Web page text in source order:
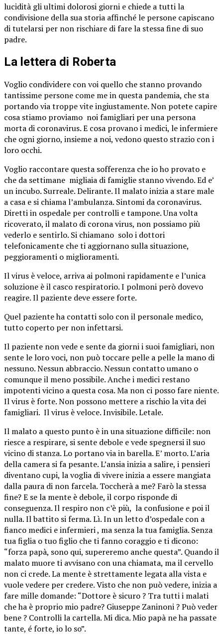
lucidità gli ultimi dolorosi giorni e chiede a tutti la
condivisione della sua storia affinché le persone capiscano
di tutelarsi per non rischiare di fare la stessa fine di suo
padre.
La lettera di Roberta
Voglio condividere con voi quello che stanno provando
tantissime persone come me in questa pandemia, che sta
portando via troppe vite ingiustamente. Non potete capire
cosa stiamo proviamo noi famigliari per una persona
morta di coronavirus. E cosa provano i medici, le infermiere
che ogni giorno, insieme a noi, vedono questo strazio con i
loro occhi.
Voglio raccontare questa sofferenza che io ho provato e
che da settimane migliaia di famiglie stanno vivendo. Ed e’
un incubo. Surreale. Delirante. Il malato inizia a stare male
a casa e si chiama l’ambulanza. Sintomi da coronavirus.
Diretti in ospedale per controlli e tampone. Una volta
ricoverato, il malato di corona virus, non possiamo più
vederlo e sentirlo. Si chiamano solo i dottori
telefonicamente che ti aggiornano sulla situazione,
peggioramenti o miglioramenti.
Il virus è veloce, arriva ai polmoni rapidamente e l’unica
soluzione è il casco respiratorio. I polmoni però dovevo
reagire. Il paziente deve essere forte.
Quel paziente ha contatti solo con il personale medico,
tutto coperto per non infettarsi.
Il paziente non vede e sente da giorni i suoi famigliari, non
sente le loro voci, non può toccare pelle a pelle la mano di
nessuno. Nessun abbraccio. Nessun contatto umano o
comunque il meno possibile. Anche i medici restano
impotenti vicino a questa cosa. Ma non ci posso fare niente.
Il virus è forte. Non possono mettere a rischio la vita dei
famigliari. Il virus è veloce. Invisibile. Letale.
Il malato a questo punto è in una situazione difficile: non
riesce a respirare, si sente debole e vede spegnersi il suo
vicino di stanza. Lo portano via in barella. E’ morto. L’aria
della camera si fa pesante. L’ansia inizia a salire, i pensieri
diventano cupi, la voglia di vivere inizia a essere mangiata
dalla paura di non farcela. Toccherà a me? Farò la stessa
fine? E se la mente è debole, il corpo risponde di
conseguenza. Il respiro non c’è più, la confusione e poi il
nulla. Il battito si ferma. Lì. In un letto d’ospedale con a
fianco medici e infermieri , ma senza la tua famiglia. Senza
tua figlia o tuo figlio che ti fanno coraggio e ti dicono:
“forza papà, sono qui, supereremo anche questa”. Quando il
malato muore ti avvisano con una chiamata, ma il cervello
non ci crede. La mente è strettamente legata alla vista e
vuole vedere per credere. Visto che non può vedere, inizia a
fare mille domande: “Dottore è sicuro ? Tra tutti i malati
che ha è proprio mio padre? Giuseppe Zaninoni ? Può veder
bene ? Controlli la cartella. Mi dica. Mio papà ne ha passate
tante, é forte, io lo so”.